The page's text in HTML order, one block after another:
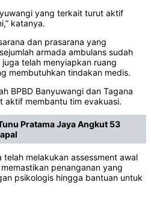
yang terkait turut aktif
katanya.
dan prasarana yang
armada ambulans sudah
telah menyiapkan ruang
membutuhkan tindakan medis.
BPBD Banyuwangi dan Tagana
aktif membantu tim evakuasi.
Pratama Jaya Angkut 53
telah melakukan assessment awal
penanganan yang
psikologis hingga bantuan untuk